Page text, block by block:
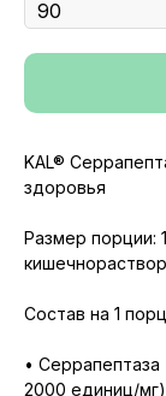
KAL®
здоровья
Размер порции:
Состав на 1
•
2000 единиц/